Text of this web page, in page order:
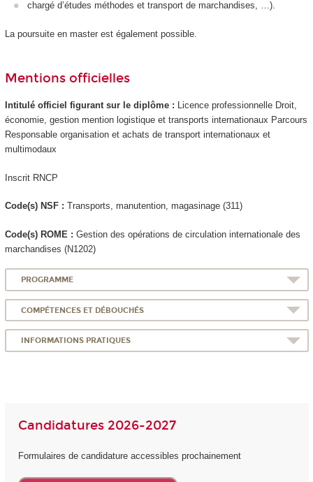
chargé d’études méthodes et transport de marchandises, …).
La poursuite en master est également possible.
Mentions officielles
Intitulé officiel figurant sur le diplôme : Licence professionnelle Droit,
économie, gestion mention logistique et transports internationaux Parcours
Responsable organisation et achats de transport internationaux et
multimodaux
Inscrit RNCP
Code(s) NSF : Transports, manutention, magasinage (311)
Code(s) ROME : Gestion des opérations de circulation internationale des
marchandises (N1202)
PROGRAMME
COMPÉTENCES ET DÉBOUCHÉS
INFORMATIONS PRATIQUES
Candidatures 2026-2027
Formulaires de candidature accessibles prochainement